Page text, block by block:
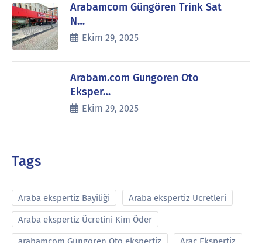
Arabamcom Güngören Trink Sat
N…
Ekim 29, 2025
Arabam.com Güngören Oto
Eksper…
Ekim 29, 2025
Tags
Araba ekspertiz Bayiliği Araba ekspertiz Ucretleri
Araba ekspertiz Ücretini Kim Öder